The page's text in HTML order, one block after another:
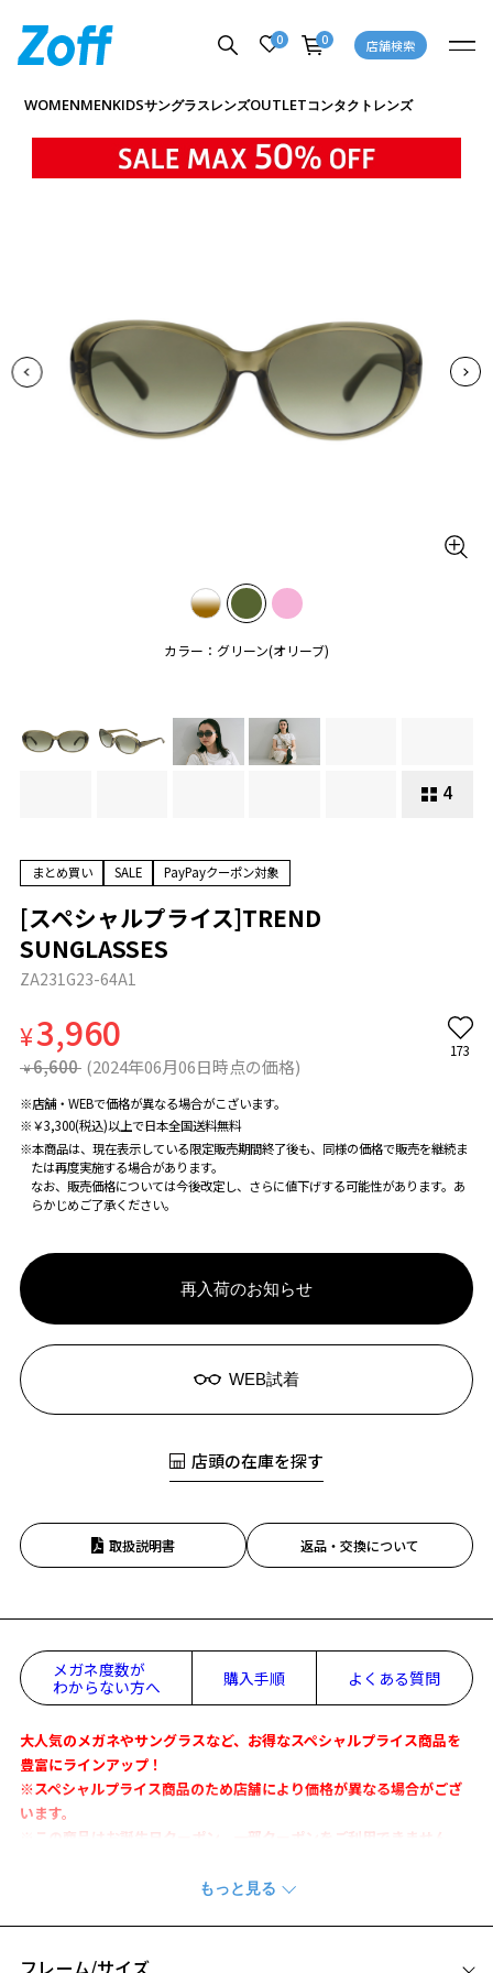
0 0 店舗検索
WOMENMENKIDSサングラスレンズOUTLETコンタクトレンズ
カラー：グリーン(オリーブ)
4
商品詳細ページへ
まとめ買い SALE PayPayクーポン対象
[スペシャルプライス]TREND
SUNGLASSES
ZA231G23-64A1
¥3,960
¥ 6,600 (2024年06月06日時点の価格)
173
※店舗・WEBで価格が異なる場合がこざいます。
※￥3,300(税込)以上で日本全国送料無料
※本商品は、現在表示している限定販売期間終了後も、同様の価格で販売を継続ま
たは再度実施する場合があります。
なお、販売価格については今後改定し、さらに値下げする可能性があります。あ
らかじめご了承ください。
再入荷のお知らせ
WEB試着
店頭の在庫を探す
取扱説明書 返品・交換について
メガネ度数が
わからない方へ
購入手順 よくある質問
大人気のメガネやサングラスなど、お得なスペシャルプライス商品を
豊富にラインアップ！
※スペシャルプライス商品のため店舗により価格が異なる場合がござ
います。
※この商品はお誕生日クーポン、一部クーポンをご利用できません。
サングラス(度無し)の場合、最短3～4営業日以内の発送です。
く場合がございます。
※お届け予定日の目安はカート内(STEP2)でご確認ください。